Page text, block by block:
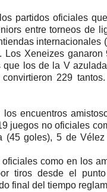
partidos oficiales
entre torneos de
internacionales
Los Xeneizes ganaron
que los de la V
229
los encuentros
juegos no oficiales
(45 goles), 5 de
como en los
tiros desde el
final del tiempo